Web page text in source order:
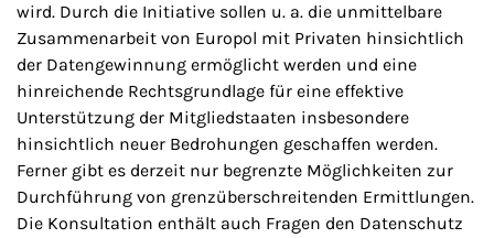
wird. Durch die Initiative sollen u. a. die unmittelbare
Zusammenarbeit von Europol mit Privaten hinsichtlich
der Datengewinnung ermöglicht werden und eine
hinreichende Rechtsgrundlage für eine effektive
Unterstützung der Mitgliedstaaten insbesondere
hinsichtlich neuer Bedrohungen geschaffen werden.
Ferner gibt es derzeit nur begrenzte Möglichkeiten zur
Durchführung von grenzüberschreitenden Ermittlungen.
Die Konsultation enthält auch Fragen den Datenschutz